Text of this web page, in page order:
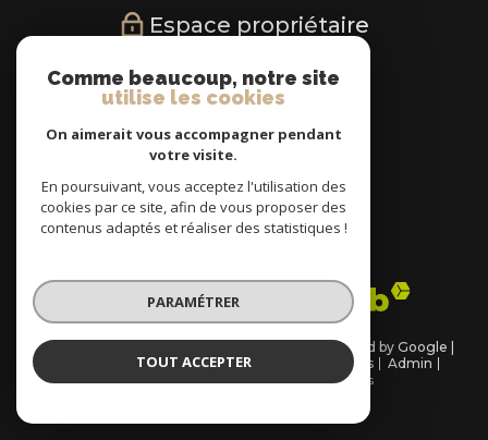
Espace propriétaire
NOUS
suivre
NOUS
adhérons
© 2026 | Tous droits réservés | Traduction powered by Google |
Nos honoraires Mentions légales
Admin
Partenaires
Politique RGPD Cookies
Comme beaucoup, notre site
utilise les cookies
On aimerait vous accompagner pendant
votre visite.
En poursuivant, vous acceptez l'utilisation des
cookies par ce site, afin de vous proposer des
contenus adaptés et réaliser des statistiques !
PARAMÉTRER
TOUT ACCEPTER